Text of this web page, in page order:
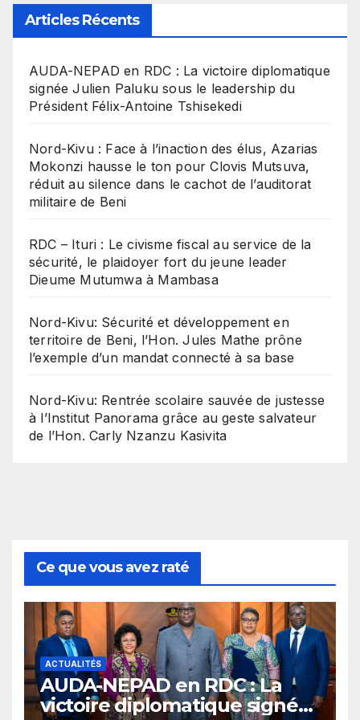
Articles Récents
​AUDA-NEPAD en RDC : La victoire diplomatique
signée Julien Paluku sous le leadership du
Président Félix-Antoine Tshisekedi
Nord-Kivu : Face à l’inaction des élus, Azarias
Mokonzi hausse le ton pour Clovis Mutsuva,
réduit au silence dans le cachot de l’auditorat
militaire de Beni
RDC – Ituri : Le civisme fiscal au service de la
sécurité, le plaidoyer fort du jeune leader
Dieume Mutumwa à Mambasa
Nord-Kivu: Sécurité et développement en
territoire de Beni, l’Hon. Jules Mathe prône
l’exemple d’un mandat connecté à sa base
Nord-Kivu: Rentrée scolaire sauvée de justesse
à l’Institut Panorama grâce au geste salvateur
de l’Hon. Carly Nzanzu Kasivita
Ce que vous avez raté
ACTUALITÉS
​AUDA-NEPAD en RDC : La
victoire diplomatique signée